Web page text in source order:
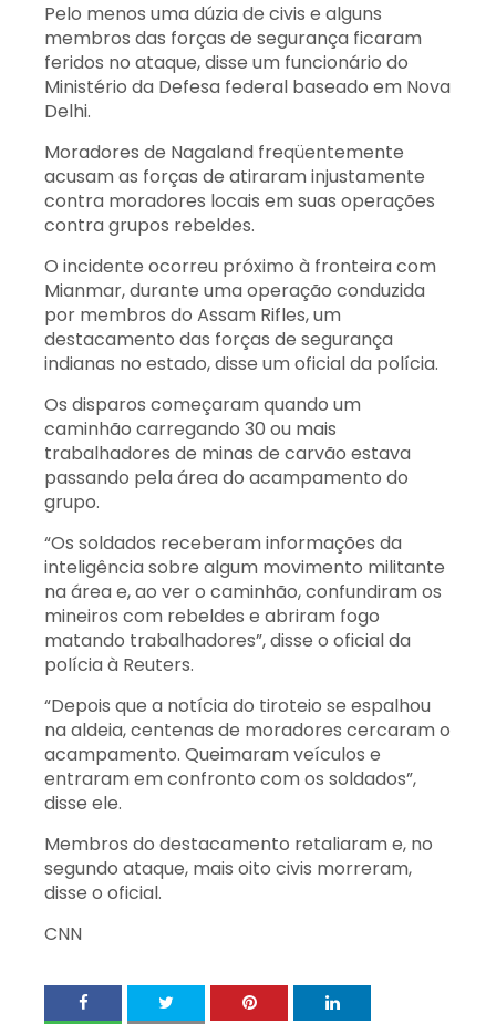
Pelo menos uma dúzia de civis e alguns
membros das forças de segurança ficaram
feridos no ataque, disse um funcionário do
Ministério da Defesa federal baseado em Nova
Delhi.
Moradores de Nagaland freqüentemente
acusam as forças de atiraram injustamente
contra moradores locais em suas operações
contra grupos rebeldes.
O incidente ocorreu próximo à fronteira com
Mianmar, durante uma operação conduzida
por membros do Assam Rifles, um
destacamento das forças de segurança
indianas no estado, disse um oficial da polícia.
Os disparos começaram quando um
caminhão carregando 30 ou mais
trabalhadores de minas de carvão estava
passando pela área do acampamento do
grupo.
“Os soldados receberam informações da
inteligência sobre algum movimento militante
na área e, ao ver o caminhão, confundiram os
mineiros com rebeldes e abriram fogo
matando trabalhadores”, disse o oficial da
polícia à Reuters.
“Depois que a notícia do tiroteio se espalhou
na aldeia, centenas de moradores cercaram o
acampamento. Queimaram veículos e
entraram em confronto com os soldados”,
disse ele.
Membros do destacamento retaliaram e, no
segundo ataque, mais oito civis morreram,
disse o oficial.
CNN